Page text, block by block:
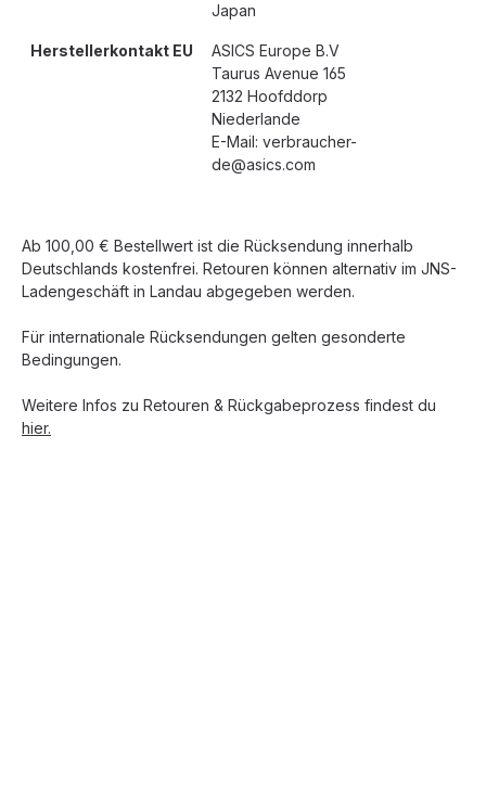
Japan
Herstellerkontakt EU
ASICS Europe B.V
Taurus Avenue 165
2132 Hoofddorp
Niederlande
E-Mail: verbraucher-
de@asics.com
Ab 100,00 € Bestellwert ist die Rücksendung innerhalb
Deutschlands kostenfrei. Retouren können alternativ im JNS-
Ladengeschäft in Landau abgegeben werden.
Für internationale Rücksendungen gelten gesonderte
Bedingungen.
Weitere Infos zu Retouren & Rückgabeprozess findest du
hier.